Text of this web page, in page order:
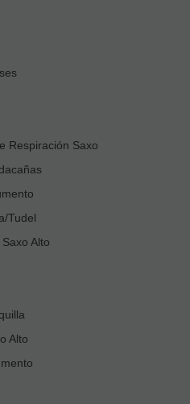
Respiración Saxo
Tudel
Alto
Alto